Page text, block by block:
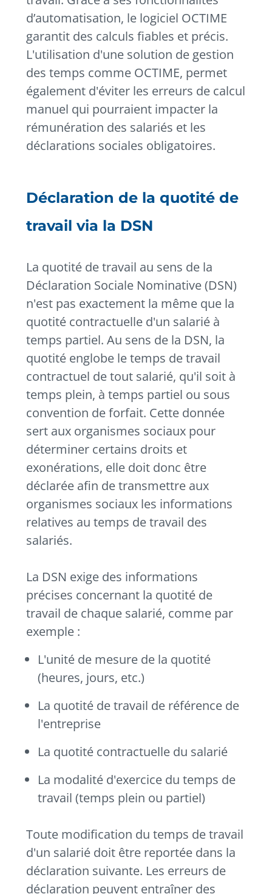
d’automatisation, le logiciel OCTIME
garantit des calculs fiables et précis.
L'utilisation d'une solution de gestion
des temps comme OCTIME, permet
également d'éviter les erreurs de calcul
manuel qui pourraient impacter la
rémunération des salariés et les
déclarations sociales obligatoires.
Déclaration de la quotité de
travail via la DSN
La quotité de travail au sens de la
Déclaration Sociale Nominative (DSN)
n'est pas exactement la même que la
quotité contractuelle d'un salarié à
temps partiel. Au sens de la DSN, la
quotité englobe le temps de travail
contractuel de tout salarié, qu'il soit à
temps plein, à temps partiel ou sous
convention de forfait. Cette donnée
sert aux organismes sociaux pour
déterminer certains droits et
exonérations, elle doit donc être
déclarée afin de transmettre aux
organismes sociaux les informations
relatives au temps de travail des
salariés.
La DSN exige des informations
précises concernant la quotité de
travail de chaque salarié, comme par
exemple :
L'unité de mesure de la quotité
(heures, jours, etc.)
La quotité de travail de référence de
l'entreprise
La quotité contractuelle du salarié
La modalité d'exercice du temps de
travail (temps plein ou partiel)
Toute modification du temps de travail
d'un salarié doit être reportée dans la
déclaration suivante. Les erreurs de
déclaration peuvent entraîner des